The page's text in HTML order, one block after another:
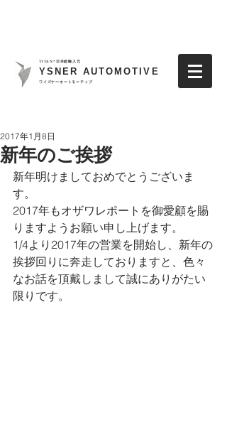
TITAN7日本総輸入元
YSNER AUTOMOTIVE
​ワイズナーオートモーティブ
新年のご挨拶
2017年1月8日
新年明けましておめでとうございま
す。
2017年もオザワレポートを御愛顧を賜
りますようお願い申し上げます。
1/4より2017年の営業を開始し、新年の
挨拶回りに奔走しておりますと、色々
なお話を頂戴しまして誠にありがたい
限りです。